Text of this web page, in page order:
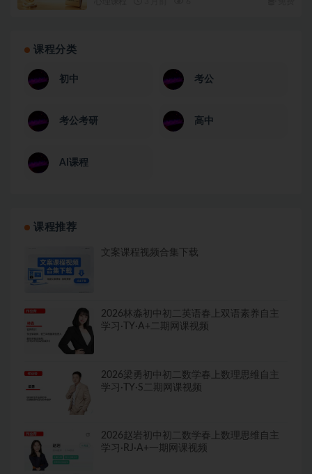
课程分类
初中 考公
考公考研 高中
AI课程
课程推荐
文案课程视频合集下载
2026林淼初中初二英语春上双语素养自主
学习·TY·A+二期网课视频
2026梁勇初中初二数学春上数理思维自主
学习·TY·S二期网课视频
2026赵岩初中初二数学春上数理思维自主
学习·RJ·A+一期网课视频